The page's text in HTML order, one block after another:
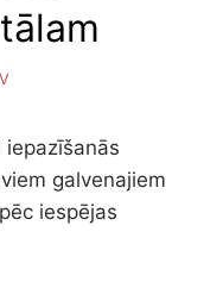
iepazīšanās
galvenajiem
iespējas